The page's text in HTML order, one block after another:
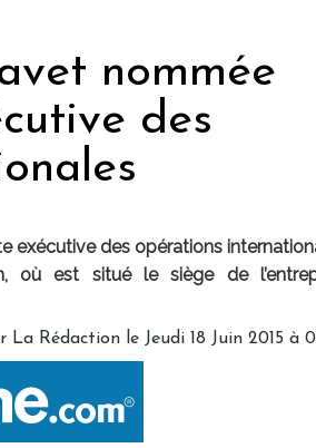
nommée
des
exécutive des opérations
où est situé le siège de
La Rédaction le Jeudi 18 Juin 2015 à